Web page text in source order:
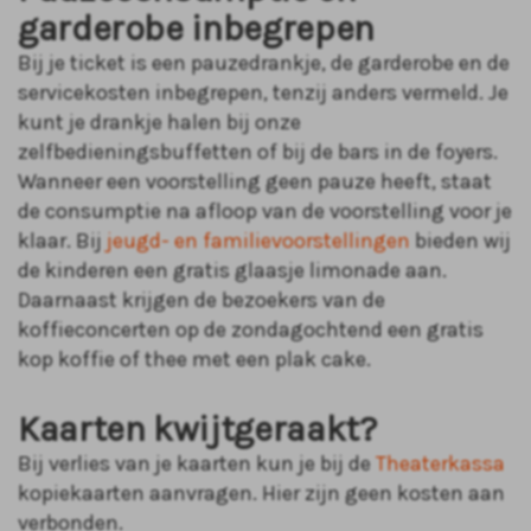
garderobe inbegrepen
Bij je ticket is een pauzedrankje, de garderobe en de
servicekosten inbegrepen, tenzij anders vermeld. Je
kunt je drankje halen bij onze
zelfbedieningsbuffetten of bij de bars in de foyers.
Wanneer een voorstelling geen pauze heeft, staat
de consumptie na afloop van de voorstelling voor je
klaar. Bij jeugd- en familievoorstellingen bieden wij
de kinderen een gratis glaasje limonade aan.
Daarnaast krijgen de bezoekers van de
koffieconcerten op de zondagochtend een gratis
kop koffie of thee met een plak cake.
Kaarten kwijtgeraakt?
Bij verlies van je kaarten kun je bij deTheaterkassa
kopiekaarten aanvragen. Hier zijn geen kosten aan
verbonden.